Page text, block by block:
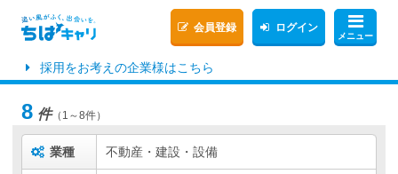
メニュー
会員登録 ログイン
採用をお考えの企業様はこちら
8 件（1～8件）
業種 不動産・建設・設備